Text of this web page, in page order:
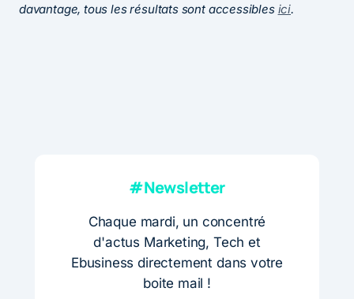
davantage, tous les résultats sont accessibles ici.
#Newsletter
Chaque mardi, un concentré
d'actus Marketing, Tech et
Ebusiness directement dans votre
boite mail !